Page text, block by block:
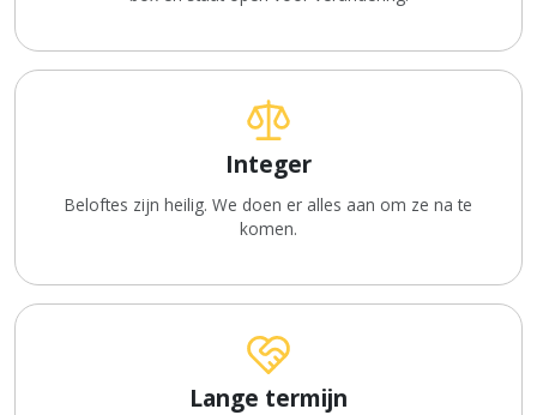
Integer
Beloftes zijn heilig. We doen er alles aan om ze na te
komen.
Lange termijn